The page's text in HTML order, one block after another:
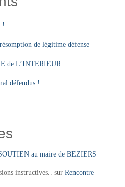
!…
de légitime défense
de L’INTERIEUR
défendus !
au maire de BEZIERS
instructives.. sur Rencontre